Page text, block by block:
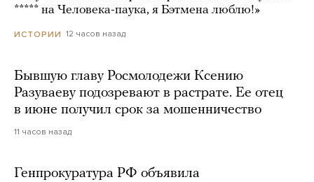
***** на Человека-паука, я Бэтмена люблю!»
ИСТОРИИ 12 часов назад
Бывшую главу Росмолодежи Ксению
Разуваеву подозревают в растрате. Ее отец
в июне получил срок за мошенничество
11 часов назад
Генпрокуратура РФ объявила